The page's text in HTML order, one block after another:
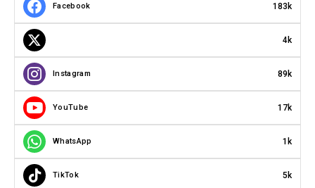
Facebook 183k
4k
Instagram 89k
YouTube 17k
WhatsApp 1k
TikTok 5k